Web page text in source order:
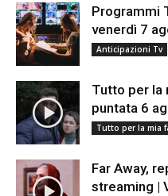
Programmi
venerdì 7
Anticipazioni Tv
Tutto per la
puntata 6
Tutto per la mia
Far Away,
streaming |